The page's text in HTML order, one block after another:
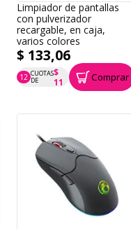
Limpiador de pantallas
con pulverizador
recargable, en caja,
varios colores
$ 133,06
12 CUOTAS
DE
$
11
P.T.F. $ 133 Comprar